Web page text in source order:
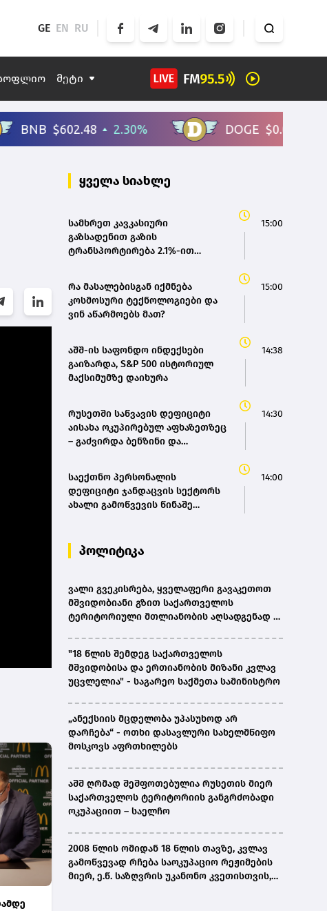
GE EN RU
მეტი
ყველა სიახლე
სამხრეთ კავკასიური
გაზსადენით გაზის
ტრანსპორტირება 2.1%-ით
15:00
რა მასალებისგან იქმნება
კოსმოსური ტექნოლოგიები და
ვინ აწარმოებს მათ?
15:00
აშშ-ის საფონდო ინდექსები
გაიზარდა, S&P 500 ისტორიულ
მაქსიმუმზე დაიხურა
14:38
რუსეთში საწვავის დეფიციტი
აისახა ოკუპირებულ აფხაზეთზეც
– გაძვირდა ბენზინი და
14:30
საექთნო პერსონალის
დეფიციტი ჯანდაცვის სექტორს
ახალი გამოწვევის წინაშე
14:00
პოლიტიკა
ვალი გვეკისრება, ყველაფერი გავაკეთოთ
მშვიდობიანი გზით საქართველოს
ტერიტორიული მთლიანობის აღსადგენად -
"18 წლის შემდეგ საქართველოს
მშვიდობისა და ერთიანობის მიზანი კვლავ
უცვლელია" - საგარეო საქმეთა სამინისტრო
„ანექსიის მცდელობა უპასუხოდ არ
დარჩება“ - ოთხი დასავლური სახელმწიფო
მოსკოვს აფრთხილებს
აშშ ღრმად შეშფოთებულია რუსეთის მიერ
საქართველოს ტერიტორიის განგრძობადი
ოკუპაციით – საელჩო
2008 წლის ომიდან 18 წლის თავზე, კვლავ
გამოწვევად რჩება საოკუპაციო რეჟიმების
მიერ, ე.წ. საზღვრის უკანონო კვეთისთვის,